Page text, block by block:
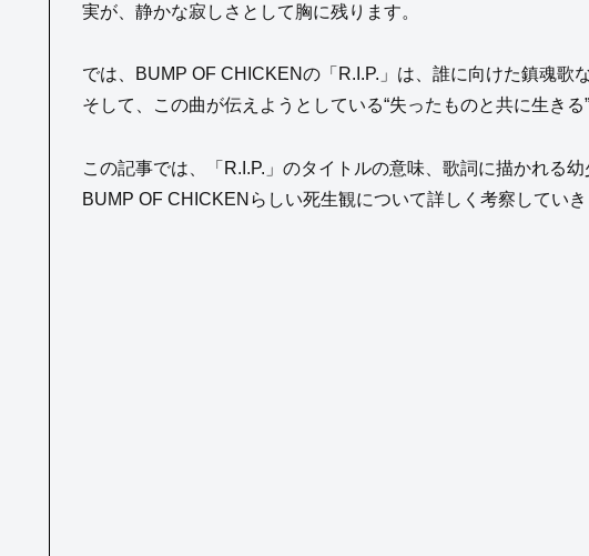
実が、静かな寂しさとして胸に残ります。
では、BUMP OF CHICKENの「R.I.P.」は、誰に向けた鎮魂歌
そして、この曲が伝えようとしている“失ったものと共に生き
この記事では、「R.I.P.」のタイトルの意味、歌詞に描かれる
BUMP OF CHICKENらしい死生観について詳しく考察していき